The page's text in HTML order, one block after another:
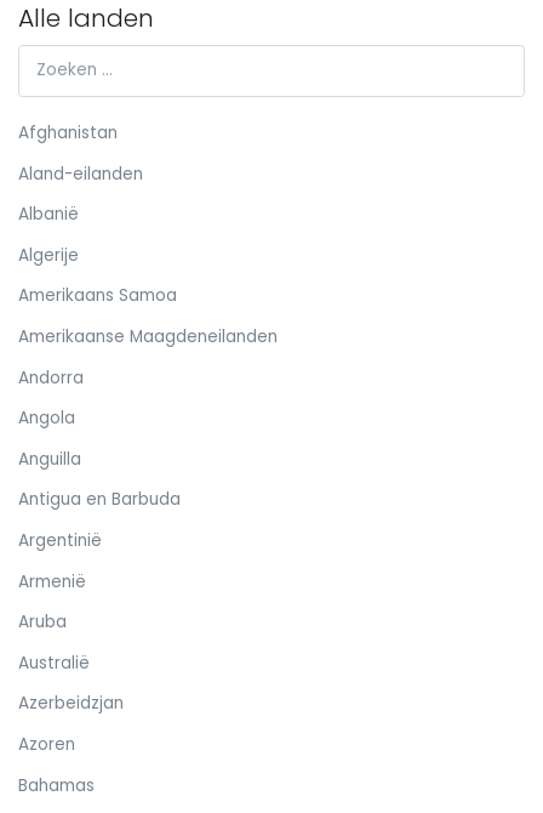
Alle landen
Afghanistan
Aland-eilanden
Albanië
Algerije
Amerikaans Samoa
Amerikaanse Maagdeneilanden
Andorra
Angola
Anguilla
Antigua en Barbuda
Argentinië
Armenië
Aruba
Australië
Azerbeidzjan
Azoren
Bahamas